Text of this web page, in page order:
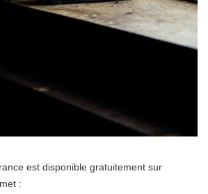
est disponible gratuitement sur
: